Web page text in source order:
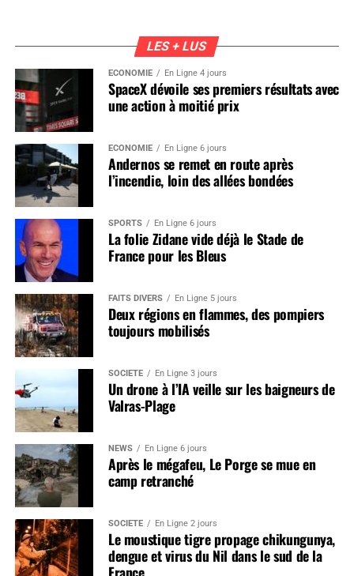
LES + LUS
ÉCONOMIE En Ligne 4 jours
SpaceX dévoile ses premiers résultats avec
une action à moitié prix
ÉCONOMIE En Ligne 6 jours
Andernos se remet en route après
l’incendie, loin des allées bondées
SPORTS En Ligne 6 jours
La folie Zidane vide déjà le Stade de
France pour les Bleus
FAITS DIVERS En Ligne 5 jours
Deux régions en flammes, des pompiers
toujours mobilisés
SOCIÉTÉ En Ligne 3 jours
Un drone à l’IA veille sur les baigneurs de
Valras-Plage
NEWS En Ligne 6 jours
Après le mégafeu, Le Porge se mue en
camp retranché
SOCIÉTÉ En Ligne 2 jours
Le moustique tigre propage chikungunya,
dengue et virus du Nil dans le sud de la